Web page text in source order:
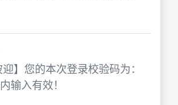
迎】您的本次登录校验码为：
输入有效！